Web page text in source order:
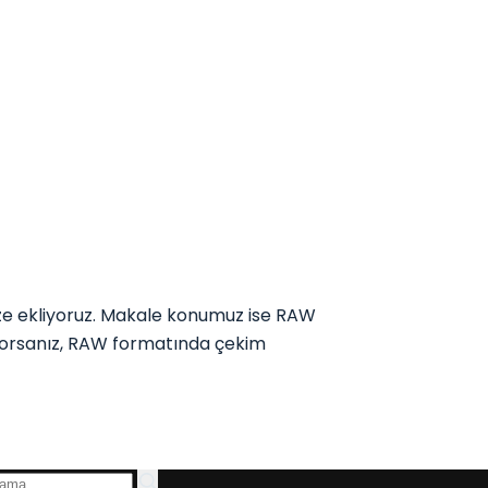
Makale konumuz ise RAW
RAW formatında çekim